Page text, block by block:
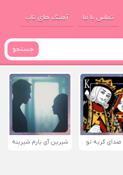
تماس با ما آهنگ های تاپ
جستجو
صدای گريه تو شیرین آی یارم شیرینه